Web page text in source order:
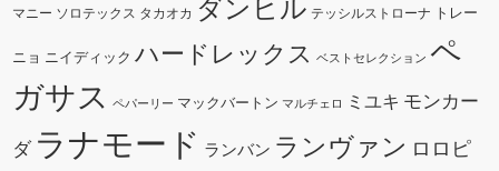
マニー ソロテックス タカオカ ダンヒル テッシルストローナ トレー
ニョ ニイディック ハードレックス ベストセレクション ペ
ガサス
ペパーリー マックバートン マルチェロ ミユキ モンカー
ダ ラナモード ランバン ランヴァン ロロピ